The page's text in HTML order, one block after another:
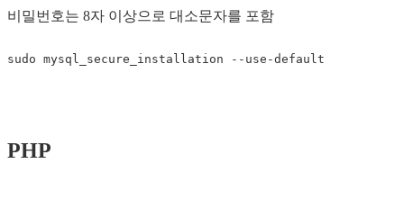
비밀번호는 8자 이상으로 대소문자를 포함
PHP